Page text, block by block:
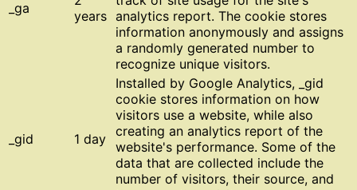
_ga
years analytics report. The cookie stores
information anonymously and assigns
a randomly generated number to
recognize unique visitors.
_gid 1 day
Installed by Google Analytics, _gid
cookie stores information on how
visitors use a website, while also
creating an analytics report of the
website's performance. Some of the
data that are collected include the
number of visitors, their source, and